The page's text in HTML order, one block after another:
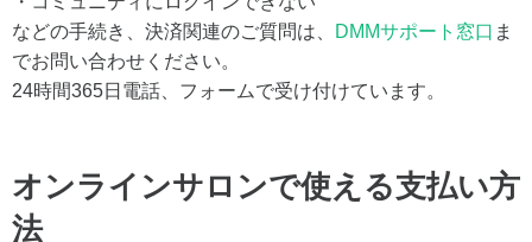
などの手続き、決済関連のご質問は、
DMMサポート窓口 ま
でお問い合わせください。
24時間365日電話、フォームで受け付けています。
オンラインサロンで使える支払い方
法